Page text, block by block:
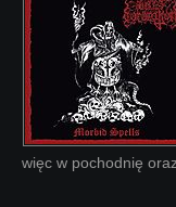
więc w pochodnię